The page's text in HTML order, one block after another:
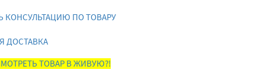
КОНСУЛЬТАЦИЮ ПО ТОВАРУ
ДОСТАВКА
ТОВАР В ЖИВУЮ?!